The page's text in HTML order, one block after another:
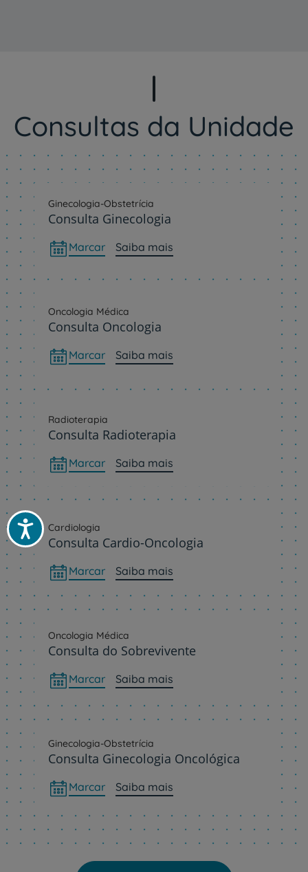
Acessibilidade
Consultas da Unidade
Ginecologia-Obstetrícia
Consulta Ginecologia
Marcar Saiba mais
Oncologia Médica
Consulta Oncologia
Marcar Saiba mais
Radioterapia
Consulta Radioterapia
Marcar Saiba mais
Cardiologia
Consulta Cardio-Oncologia
Marcar Saiba mais
Oncologia Médica
Consulta do Sobrevivente
Marcar Saiba mais
Ginecologia-Obstetrícia
Consulta Ginecologia Oncológica
Marcar Saiba mais